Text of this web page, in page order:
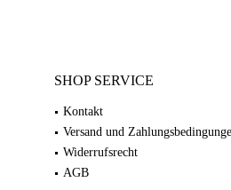
SHOP SERVICE
Kontakt
Versand und
Widerrufsrecht
AGB